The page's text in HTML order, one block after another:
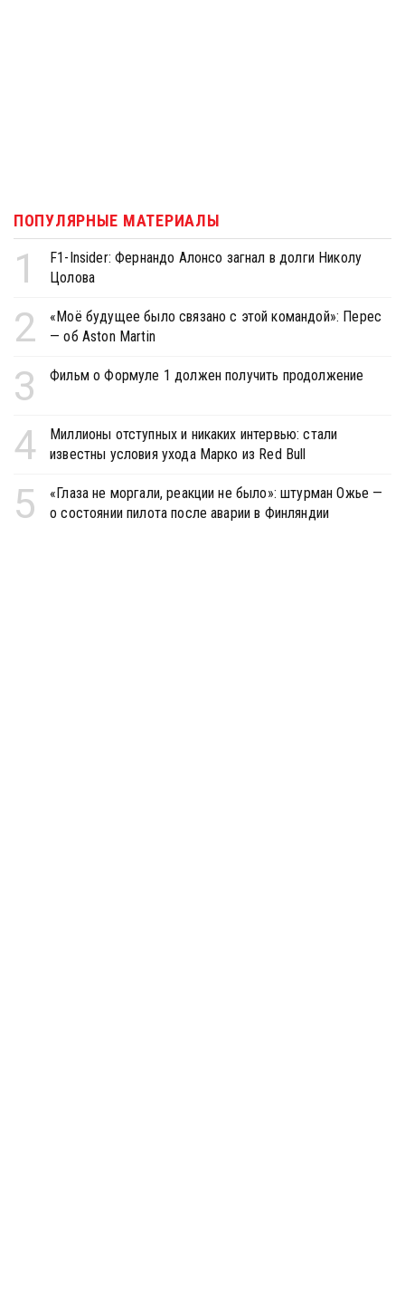
ПОПУЛЯРНЫЕ МАТЕРИАЛЫ
1
F1-Insider: Фернандо Алонсо загнал в долги Николу
Цолова
2
«Моё будущее было связано с этой командой»: Перес
— об Aston Martin
3 Фильм о Формуле 1 должен получить продолжение
4
Миллионы отступных и никаких интервью: стали
известны условия ухода Марко из Red Bull
5
«Глаза не моргали, реакции не было»: штурман Ожье —
о состоянии пилота после аварии в Финляндии